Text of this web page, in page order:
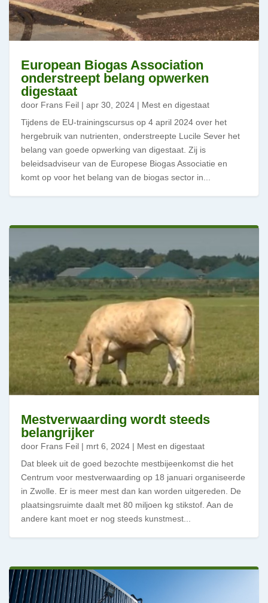
European Biogas Association
onderstreept belang opwerken
digestaat
door Frans Feil | apr 30, 2024 | Mest en digestaat
Tijdens de EU-trainingscursus op 4 april 2024 over het
hergebruik van nutrienten, onderstreepte Lucile Sever het
belang van goede opwerking van digestaat. Zij is
beleidsadviseur van de Europese Biogas Associatie en
komt op voor het belang van de biogas sector in...
Mestverwaarding wordt steeds
belangrijker
door Frans Feil | mrt 6, 2024 | Mest en digestaat
Dat bleek uit de goed bezochte mestbijeenkomst die het
Centrum voor mestverwaarding op 18 januari organiseerde
in Zwolle. Er is meer mest dan kan worden uitgereden. De
plaatsingsruimte daalt met 80 miljoen kg stikstof. Aan de
andere kant moet er nog steeds kunstmest...